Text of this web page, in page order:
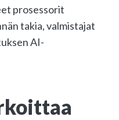
prosessorit
takia, valmistajat
AI-